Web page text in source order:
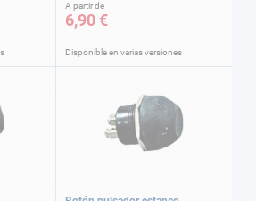
A partir de
6,90 €
Disponible en varias versiones